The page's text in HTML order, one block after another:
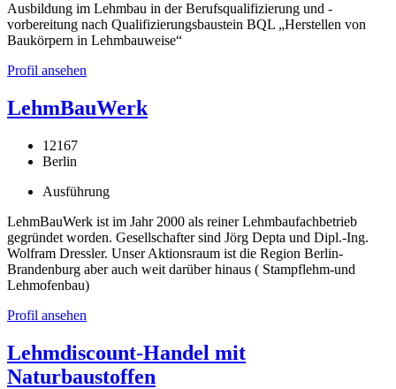
Ausbildung im Lehmbau in der Berufsqualifizierung und -
vorbereitung nach Qualifizierungsbaustein BQL „Herstellen von
Baukörpern in Lehmbauweise“
Profil ansehen
LehmBauWerk
12167
Berlin
Ausführung
LehmBauWerk ist im Jahr 2000 als reiner Lehmbaufachbetrieb
gegründet worden. Gesellschafter sind Jörg Depta und Dipl.-Ing.
Wolfram Dressler. Unser Aktionsraum ist die Region Berlin-
Brandenburg aber auch weit darüber hinaus ( Stampflehm-und
Lehmofenbau)
Profil ansehen
Lehmdiscount-Handel mit
Naturbaustoffen